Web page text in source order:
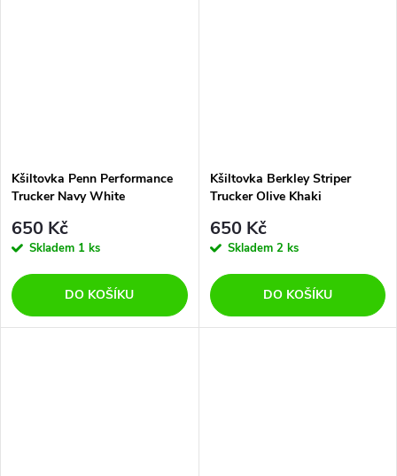
Kšiltovka Penn Performance
Trucker Navy White
650 Kč
Skladem 1 ks
DO KOŠÍKU
Kšiltovka Berkley Striper
Trucker Olive Khaki
650 Kč
Skladem 2 ks
DO KOŠÍKU